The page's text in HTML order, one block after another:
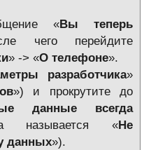
«Вы теперь
чего перейдите
» -> «О телефоне».
разработчика»
») и прокрутите до
данные всегда
называется «Не
данных»).